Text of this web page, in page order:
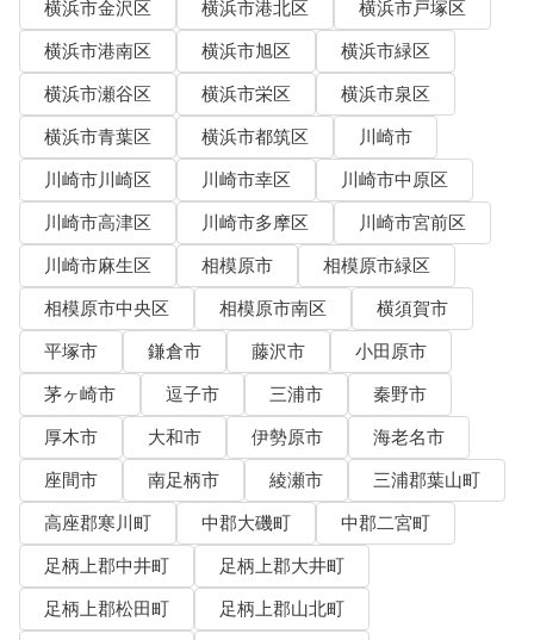
横浜市金沢区
横浜市港北区
横浜市戸塚区
横浜市港南区
横浜市旭区
横浜市緑区
横浜市瀬谷区
横浜市栄区
横浜市泉区
横浜市青葉区
横浜市都筑区
川崎市
川崎市川崎区
川崎市幸区
川崎市中原区
川崎市高津区
川崎市多摩区
川崎市宮前区
川崎市麻生区
相模原市
相模原市緑区
相模原市中央区
相模原市南区
横須賀市
平塚市
鎌倉市 藤沢市
小田原市
茅ヶ崎市
逗子市 三浦市
秦野市
厚木市
大和市 伊勢原市
海老名市
座間市
南足柄市 綾瀬市
三浦郡葉山町
高座郡寒川町
中郡大磯町
中郡二宮町
足柄上郡中井町
足柄上郡大井町
足柄上郡松田町
足柄上郡山北町